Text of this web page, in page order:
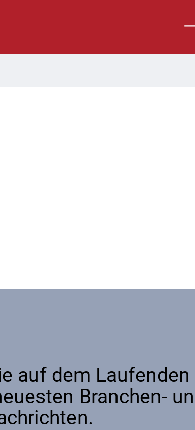
auf dem Laufenden
Branchen-